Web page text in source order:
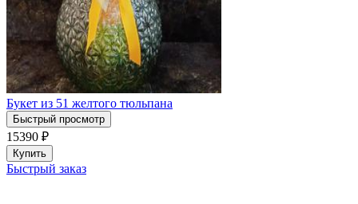
Букет из 51 желтого тюльпана
Быстрый просмотр
15390 ₽
Купить
Быстрый заказ